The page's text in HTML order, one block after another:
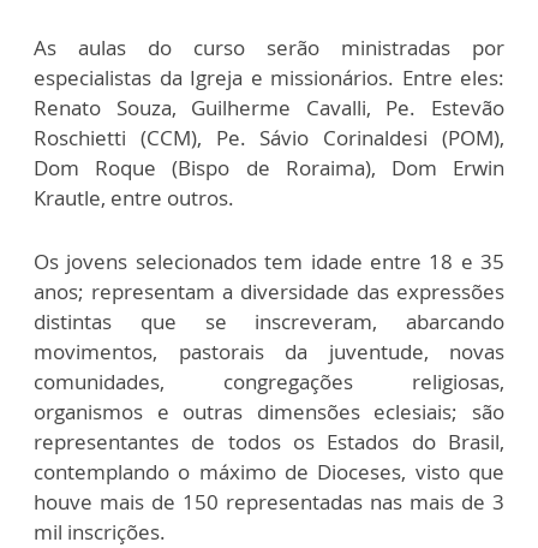
As aulas do curso serão ministradas por
especialistas da Igreja e missionários. Entre eles:
Renato Souza, Guilherme Cavalli, Pe. Estevão
Roschietti (CCM), Pe. Sávio Corinaldesi (POM),
Dom Roque (Bispo de Roraima), Dom Erwin
Krautle, entre outros.
Os jovens selecionados tem idade entre 18 e 35
anos; representam a diversidade das expressões
distintas que se inscreveram, abarcando
movimentos, pastorais da juventude, novas
comunidades, congregações religiosas,
organismos e outras dimensões eclesiais; são
representantes de todos os Estados do Brasil,
contemplando o máximo de Dioceses, visto que
houve mais de 150 representadas nas mais de 3
mil inscrições.